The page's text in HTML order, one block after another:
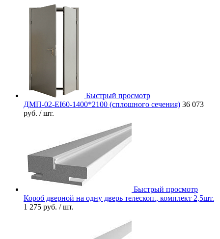
Быстрый просмотр
ДМП-02-EI60-1400*2100 (сплошного сечения) 36 073
руб. / шт.
Быстрый просмотр
Короб дверной на одну дверь телескоп., комплект 2,5шт.
1 275 руб. / шт.